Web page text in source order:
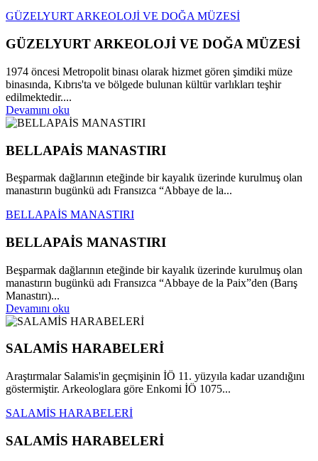
GÜZELYURT ARKEOLOJİ VE DOĞA MÜZESİ
GÜZELYURT ARKEOLOJİ VE DOĞA MÜZESİ
1974 öncesi Metropolit binası olarak hizmet gören şimdiki müze
binasında, Kıbrıs'ta ve bölgede bulunan kültür varlıkları teşhir
edilmektedir....
Devamını oku
BELLAPAİS MANASTIRI
Beşparmak dağlarının eteğinde bir kayalık üzerinde kurulmuş olan
manastırın bugünkü adı Fransızca “Abbaye de la...
BELLAPAİS MANASTIRI
BELLAPAİS MANASTIRI
Beşparmak dağlarının eteğinde bir kayalık üzerinde kurulmuş olan
manastırın bugünkü adı Fransızca “Abbaye de la Paix”den (Barış
Manastırı)...
Devamını oku
SALAMİS HARABELERİ
Araştırmalar Salamis'in geçmişinin İÖ 11. yüzyıla kadar uzandığını
göstermiştir. Arkeologlara göre Enkomi İÖ 1075...
SALAMİS HARABELERİ
SALAMİS HARABELERİ